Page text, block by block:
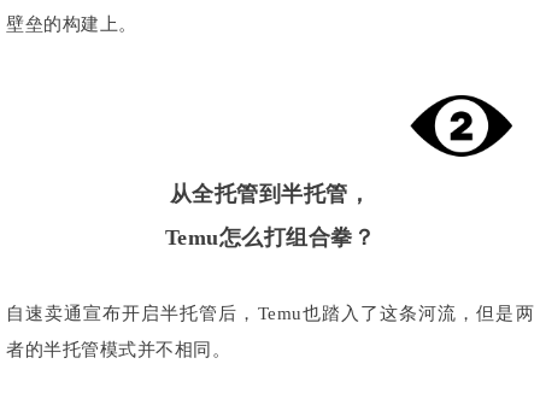
壁垒的构建上。
从全托管到半托管，
Temu怎么打组合拳？
自速卖通宣布开启半托管后，Temu也踏入了这条河流，但是两
者的半托管模式并不相同。